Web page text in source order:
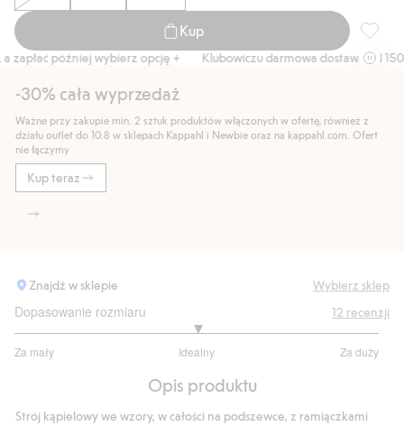
Kup
Strój
później wybierz opcję + Klubowiczu darmowa dostawa od 150 zł
-30% cała wyprzedaż
Ważne przy zakupie min. 2 sztuk produktów włączonych w ofertę, również z
działu outlet do 10.8 w sklepach Kappahl i Newbie oraz na kappahl.com. Ofert
nie łączymy
Kup teraz
Znajdź w sklepie Wybierz sklep
Dopasowanie rozmiaru
Za mały Idealny Za duży
na
10
12 recenzji
Opis produktu
Strój kąpielowy we wzory, w całości na podszewce, z ramiączkami